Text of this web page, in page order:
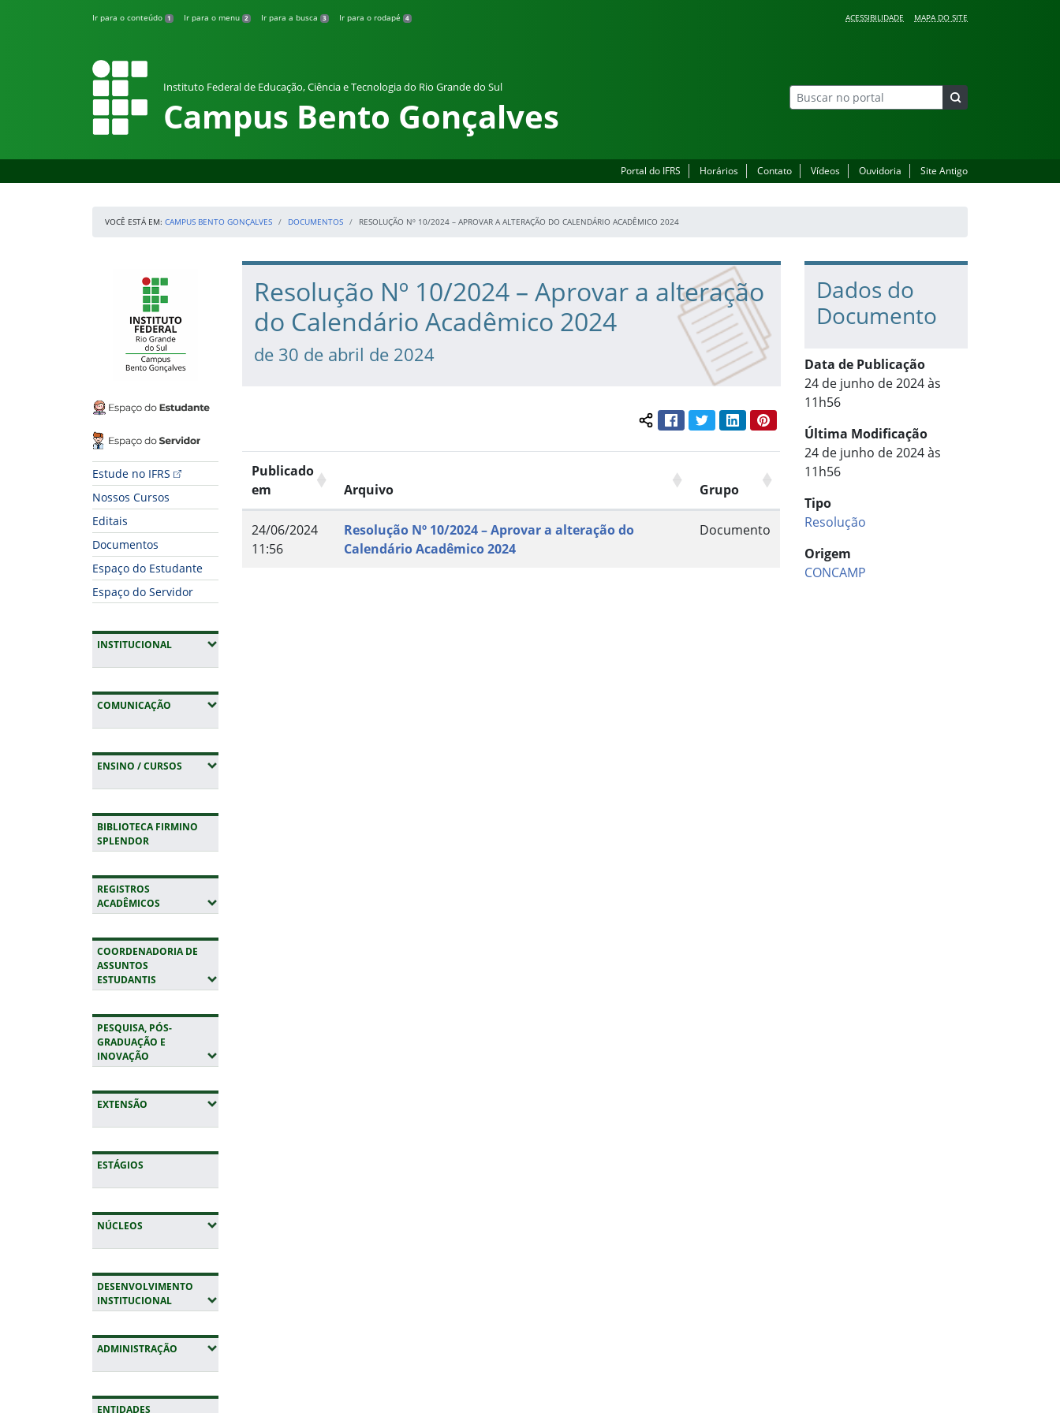
Ir para o conteúdo 1 Ir para o menu 2 Ir para a busca 3 Ir para o rodapé 4 ACESSIBILIDADE MAPA DO SITE
Instituto Federal de Educação, Ciência e Tecnologia do Rio Grande do Sul
Campus Bento Gonçalves
Portal do IFRS Horários Contato Vídeos Ouvidoria Site Antigo
VOCÊ ESTÁ EM: CAMPUS BENTO GONÇALVES DOCUMENTOS RESOLUÇÃO Nº 10/2024 – APROVAR A ALTERAÇÃO DO CALENDÁRIO ACADÊMICO 2024
Espaço do Estudante
Espaço do Servidor
Estude no IFRS
Nossos Cursos
Editais
Documentos
Espaço do Estudante
Espaço do Servidor
INSTITUCIONAL(EXPANDIR SUBMENUS)
COMUNICAÇÃO (EXPANDIR SUBMENUS)
ENSINO / CURSOS (EXPANDIR SUBMENUS)
BIBLIOTECA FIRMINO
SPLENDOR
REGISTROS
ACADÊMICOS (EXPANDIR SUBMENUS)
COORDENADORIA DE
ASSUNTOS
ESTUDANTIS (EXPANDIR SUBMENUS)
PESQUISA, PÓS-
GRADUAÇÃO E
INOVAÇÃO (EXPANDIR SUBMENUS)
EXTENSÃO (EXPANDIR SUBMENUS)
ESTÁGIOS
NÚCLEOS (EXPANDIR SUBMENUS)
DESENVOLVIMENTO
INSTITUCIONAL(EXPANDIR SUBMENUS)
ADMINISTRAÇÃO (EXPANDIR SUBMENUS)
ENTIDADES
Início do conteúdo
Resolução Nº 10/2024 – Aprovar a alteração
do Calendário Acadêmico 2024
de 30 de abril de 2024
Compartilhar conteúdo:
FacebookTwitterLinkedInPinterest
Publicado
em
Arquivo Grupo
24/06/2024
11:56
Resolução Nº 10/2024 – Aprovar a alteração do
Calendário Acadêmico 2024
Documento
Dados do
Documento
Data de Publicação
24 de junho de 2024 às
11h56
Última Modificação
24 de junho de 2024 às
11h56
Tipo
Resolução
Origem
CONCAMP